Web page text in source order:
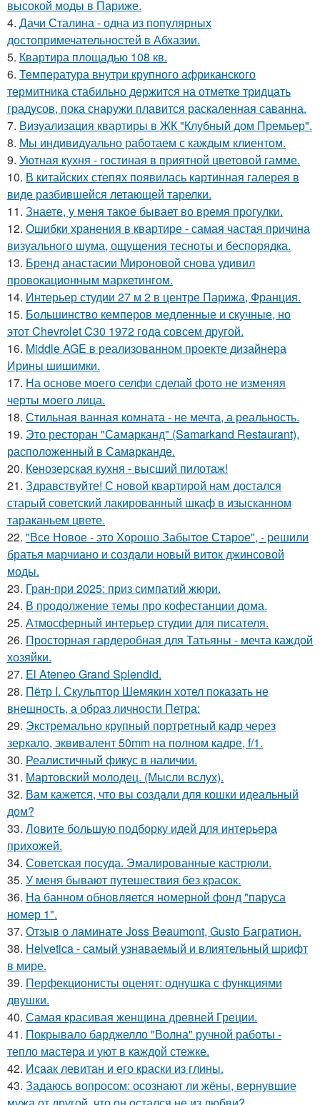
высокой моды в Париже.
4. Дачи Сталина - одна из популярных
достопримечательностей в Абхазии.
5. Квартира площадью 108 кв.
6. Температура внутри крупного африканского
термитника стабильно держится на отметке тридцать
градусов, пока снаружи плавится раскаленная саванна.
7. Визуализация квартиры в ЖК "Клубный дом Премьер".
8. Мы индивидуально работаем с каждым клиентом.
9. Уютная кухня - гостиная в приятной цветовой гамме.
10. В китайских степях появилась картинная галерея в
виде разбившейся летающей тарелки.
11. Знаете, у меня такое бывает во время прогулки.
12. Ошибки хранения в квартире - самая частая причина
визуального шума, ощущения тесноты и беспорядка.
13. Бренд анастасии Мироновой снова удивил
провокационным маркетингом.
14. Интерьер студии 27 м 2 в центре Парижа, Франция.
15. Большинство кемперов медленные и скучные, но
этот Chevrolet C30 1972 года совсем другой.
16. Middle AGE в реализованном проекте дизайнера
Ирины шишимки.
17. На основе моего селфи сделай фото не изменяя
черты моего лица.
18. Стильная ванная комната - не мечта, а реальность.
19. Это ресторан "Самарканд" (Samarkand Restaurant),
расположенный в Самарканде.
20. Кенозерская кухня - высший пилотаж!
21. Здравствуйте! С новой квартирой нам достался
старый советский лакированный шкаф в изысканном
тараканьем цвете.
22. "Все Новое - это Хорошо Забытое Старое", - решили
братья марчиано и создали новый виток джинсовой
моды.
23. Гран-при 2025: приз симпатий жюри.
24. В продолжение темы про кофестанции дома.
25. Атмосферный интерьер студии для писателя.
26. Просторная гардеробная для Татьяны - мечта каждой
хозяйки.
27. El Ateneo Grand Splendid.
28. Пётр I. Скульптор Шемякин хотел показать не
внешность, а образ личности Петра:
29. Экстремально крупный портретный кадр через
зеркало, эквивалент 50mm на полном кадре, f/1.
30. Реалистичный фикус в наличии.
31. Мартовский молодец. (Мысли вслух).
32. Вам кажется, что вы создали для кошки идеальный
дом?
33. Ловите большую подборку идей для интерьера
прихожей.
34. Советская посуда. Эмалированные кастрюли.
35. У меня бывают путешествия без красок.
36. На банном обновляется номерной фонд "паруса
номер 1".
37. Отзыв о ламинате Joss Beaumont, Gusto Багратион.
38. Helvetica - самый узнаваемый и влиятельный шрифт
в мире.
39. Перфекционисты оценят: однушка с функциями
двушки.
40. Самая красивая женщина древней Греции.
41. Покрывало барджелло "Волна" ручной работы -
тепло мастера и уют в каждой стежке.
42. Исаак левитан и его краски из глины.
43. Задаюсь вопросом: осознают ли жёны, вернувшие